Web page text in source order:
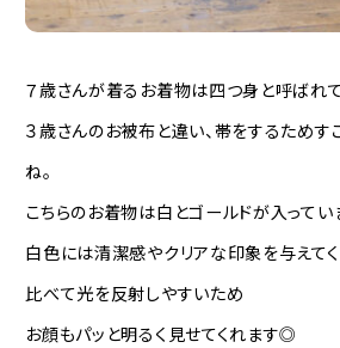
７歳さんが着るお着物は四つ身と呼ばれて
３歳さんのお被布と違い、帯をするためす
ね。
こちらのお着物は白とゴールドが入ってい
白色には清潔感やクリアな印象を与えてく
比べて光を反射しやすいため
お顔もパッと明るく見せてくれます◎